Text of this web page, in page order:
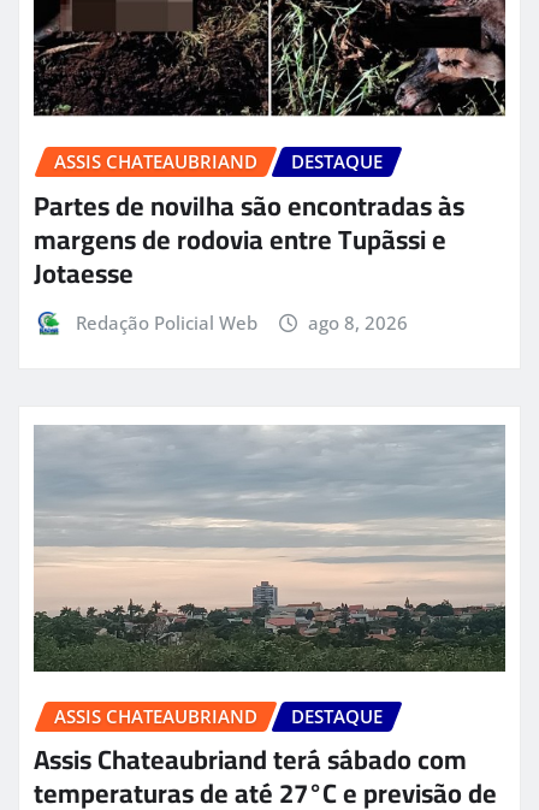
ASSIS CHATEAUBRIAND DESTAQUE
Partes de novilha são encontradas às
margens de rodovia entre Tupãssi e
Jotaesse
Redação Policial Web ago 8, 2026
ASSIS CHATEAUBRIAND DESTAQUE
Assis Chateaubriand terá sábado com
temperaturas de até 27°C e previsão de